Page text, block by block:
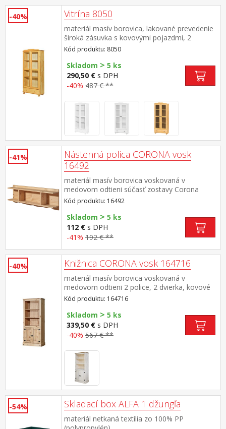
-40% Vitrína 8050
materiál masív borovica, lakované prevedenie
široká zásuvka s kovovými pojazdmi, 2
presklené dvere 2 variabilné a 1 pevná polica
Kód produktu: 8050
Skladom > 5 ks
290,50 € s DPH
-40% 487 € **
-41%
Nástenná polica CORONA vosk
16492
materiál masív borovica voskovaná v
medovom odtieni súčasť zostavy Corona
Kód produktu: 16492
Skladom > 5 ks
112 € s DPH
-41% 192 € **
-40% Knižnica CORONA vosk 164716
materiál masív borovica voskovaná v
medovom odtieni 2 police, 2 dvierka, kovové
ozdobné úchytky súčasť zostavy Corona
Kód produktu: 164716
Skladom > 5 ks
339,50 € s DPH
-40% 567 € **
-54% Skladací box ALFA 1 džungľa
materiál netkaná textília zo 100% PP